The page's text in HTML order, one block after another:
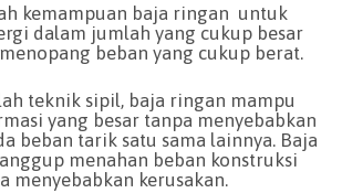
kemampuan baja ringan untuk
dalam jumlah yang cukup besar
beban yang cukup berat.
teknik sipil, baja ringan mampu
yang besar tanpa menyebabkan
beban tarik satu sama lainnya. Baja
menahan beban konstruksi
menyebabkan kerusakan.